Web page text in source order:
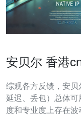
安贝尔 香港
综观各方反馈，安
延迟、丢包）总体
度和专业度上存在